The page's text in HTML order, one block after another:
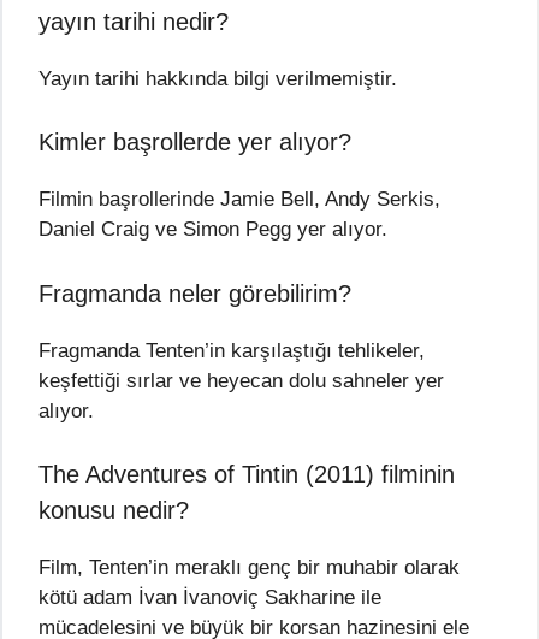
yayın tarihi nedir?
Yayın tarihi hakkında bilgi verilmemiştir.
Kimler başrollerde yer alıyor?
Filmin başrollerinde Jamie Bell, Andy Serkis,
Daniel Craig ve Simon Pegg yer alıyor.
Fragmanda neler görebilirim?
Fragmanda Tenten’in karşılaştığı tehlikeler,
keşfettiği sırlar ve heyecan dolu sahneler yer
alıyor.
The Adventures of Tintin (2011) filminin
konusu nedir?
Film, Tenten’in meraklı genç bir muhabir olarak
kötü adam İvan İvanoviç Sakharine ile
mücadelesini ve büyük bir korsan hazinesini ele